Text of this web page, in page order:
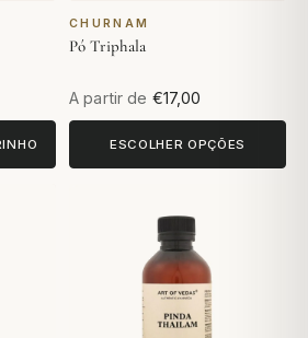
CHURNAM
Pó Triphala
A partir de €17,00
ESCOLHER OPÇÕES